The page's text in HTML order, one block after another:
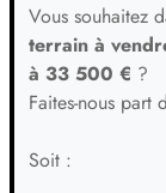
TERRAINÀ
33 000 €
TERRAIN
48 050 €
Vous souhaitez
terrain à
à 33 500 € ?
Faites-nous part
Soit :